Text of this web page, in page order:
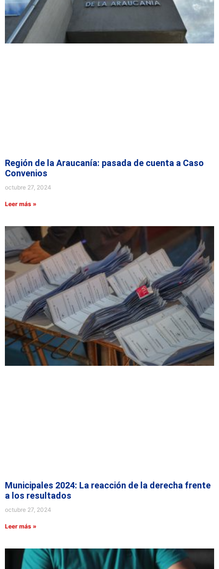
Región de la Araucanía: pasada de cuenta a Caso
Convenios
octubre 27, 2024
Leer más »
Municipales 2024: La reacción de la derecha frente
a los resultados
octubre 27, 2024
Leer más »